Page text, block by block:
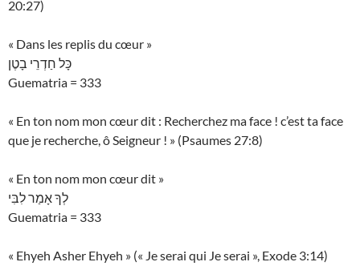
20:27)
« Dans les replis du cœur »
כָּל חַדְרֵי בָטֶן
Guematria = 333
« En ton nom mon cœur dit : Recherchez ma face ! c’est ta face
que je recherche, ô Seigneur ! » (Psaumes 27:8)
« En ton nom mon cœur dit »
לְךָ אָמַר לִבִּי
Guematria = 333
« Ehyeh Asher Ehyeh » (« Je serai qui Je serai », Exode 3:14)